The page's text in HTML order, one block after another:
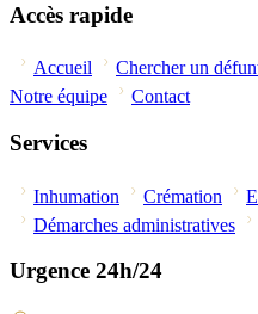
Accès rapide
Accueil Chercher un
Notre équipe
Contact
Services
Inhumation Crémation
Démarches administratives
Urgence 24h/24